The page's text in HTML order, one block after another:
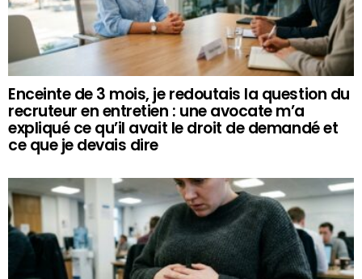
Enceinte de 3 mois, je redoutais la question du
recruteur en entretien : une avocate m’a
expliqué ce qu’il avait le droit de demandé et
ce que je devais dire